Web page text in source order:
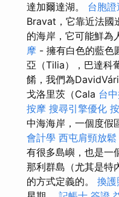
達加爾達湖。 台胞證
Bravat，它靠近法國
的海岸，它可能鮮為
摩 - 擁有白色的藍色
亞（Tilia），巴達科
餚，我們為
戈洛里茨（Cala 台
按摩 搜尋引擎優化
中海海岸，一個度假
會計學 西屯肩頸放鬆
有很多島嶼，也是一
那利群島（尤其是特
的方式定義的。 換護